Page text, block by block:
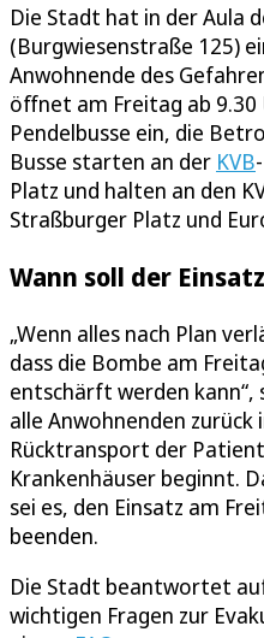
Die Stadt hat in der Aula
(Burgwiesenstraße 125)
Anwohnende des
öffnet am Freitag ab 9.30
Pendelbusse ein, die
Busse starten an der KVB
Platz und halten an den
Straßburger Platz und
Wann soll der
„Wenn alles nach Plan
dass die Bombe am
entschärft werden kann“,
alle Anwohnenden
Rücktransport der
Krankenhäuser beginnt.
sei es, den Einsatz am
beenden.
Die Stadt beantwortet
wichtigen Fragen zur